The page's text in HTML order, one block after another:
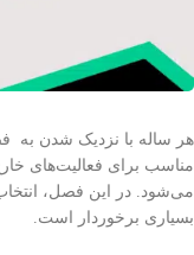
هر ساله با نزدیک شدن به
مناسب برای فعالیت‌های
می‌شود. در این فصل،
بسیاری برخوردار است.